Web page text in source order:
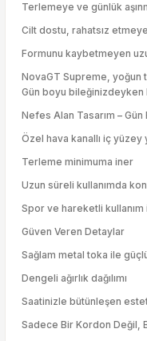
Terlemeye ve günlük
Cilt dostu, rahatsız
Formunu kaybetmeyen
NovaGT Supreme, yoğun
Gün boyu bileğinizdeyken
Nefes Alan Tasarım – Gün
Özel hava kanallı iç yüzey
Terleme minimuma iner
Uzun süreli kullanımda
Spor ve hareketli
Güven Veren Detaylar
Sağlam metal toka ile
Dengeli ağırlık dağılımı
Saatinizle bütünleşen
Sadece Bir Kordon Değil,